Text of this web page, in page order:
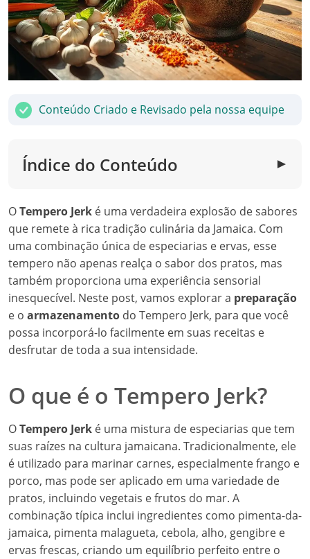
Conteúdo Criado e Revisado pela nossa equipe
Índice do Conteúdo ▼
OTempero Jerk é uma verdadeira explosão de sabores
que remete à rica tradição culinária da Jamaica. Com
uma combinação única de especiarias e ervas, esse
tempero não apenas realça o sabor dos pratos, mas
também proporciona uma experiência sensorial
inesquecível. Neste post, vamos explorar a preparação
e o armazenamento do Tempero Jerk, para que você
possa incorporá-lo facilmente em suas receitas e
desfrutar de toda a sua intensidade.
O que é o Tempero Jerk?
OTempero Jerk é uma mistura de especiarias que tem
suas raízes na cultura jamaicana. Tradicionalmente, ele
é utilizado para marinar carnes, especialmente frango e
porco, mas pode ser aplicado em uma variedade de
pratos, incluindo vegetais e frutos do mar. A
combinação típica inclui ingredientes como pimenta-da-
jamaica, pimenta malagueta, cebola, alho, gengibre e
ervas frescas, criando um equilíbrio perfeito entre o